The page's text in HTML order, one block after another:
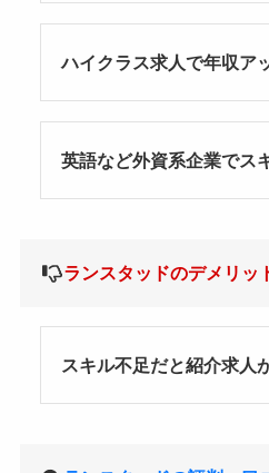
ハイクラス求人で年収ア
英語など外資系企業でス
ランスタッドのデメリッ
スキル不足だと紹介求人